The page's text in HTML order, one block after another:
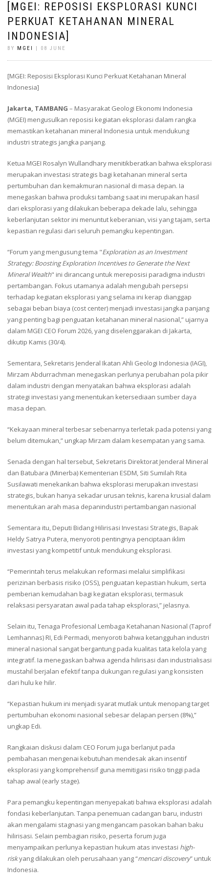
[MGEI: REPOSISI EKSPLORASI KUNCI
PERKUAT KETAHANAN MINERAL
INDONESIA]
BY MGEI | 08 JUNE
[MGEI: Reposisi Eksplorasi Kunci Perkuat Ketahanan Mineral
Indonesia]
Jakarta, TAMBANG – Masyarakat Geologi Ekonomi Indonesia
(MGEI) mengusulkan reposisi kegiatan eksplorasi dalam rangka
memastikan ketahanan mineral Indonesia untuk mendukung
industri strategis jangka panjang.
Ketua MGEI Rosalyn Wullandhary menitikberatkan bahwa eksplorasi
merupakan investasi strategis bagi ketahanan mineral serta
pertumbuhan dan kemakmuran nasional di masa depan. Ia
menegaskan bahwa produksi tambang saat ini merupakan hasil
dari eksplorasi yang dilakukan beberapa dekade lalu, sehingga
keberlanjutan sektor ini menuntut keberanian, visi yang tajam, serta
kepastian regulasi dari seluruh pemangku kepentingan.
“Forum yang mengusung tema "Exploration as an Investment
Strategy: Boosting Exploration Incentives to Generate the Next
Mineral Wealth" ini dirancang untuk mereposisi paradigma industri
pertambangan. Fokus utamanya adalah mengubah persepsi
terhadap kegiatan eksplorasi yang selama ini kerap dianggap
sebagai beban biaya (cost center) menjadi investasi jangka panjang
yang penting bagi penguatan ketahanan mineral nasional,” ujarnya
dalam MGEI CEO Forum 2026, yang diselenggarakan di Jakarta,
dikutip Kamis (30/4).
Sementara, Sekretaris Jenderal Ikatan Ahli Geologi Indonesia (IAGI),
Mirzam Abdurrachman menegaskan perlunya perubahan pola pikir
dalam industri dengan menyatakan bahwa eksplorasi adalah
strategi investasi yang menentukan ketersediaan sumber daya
masa depan.
“Kekayaan mineral terbesar sebenarnya terletak pada potensi yang
belum ditemukan,” ungkap Mirzam dalam kesempatan yang sama.
Senada dengan hal tersebut, Sekretaris Direktorat Jenderal Mineral
dan Batubara (Minerba) Kementerian ESDM, Siti Sumilah Rita
Susilawati menekankan bahwa eksplorasi merupakan investasi
strategis, bukan hanya sekadar urusan teknis, karena krusial dalam
menentukan arah masa depanindustri pertambangan nasional
Sementara itu, Deputi Bidang Hilirisasi Investasi Strategis, Bapak
Heldy Satrya Putera, menyoroti pentingnya penciptaan iklim
investasi yang kompetitif untuk mendukung eksplorasi.
“Pemerintah terus melakukan reformasi melalui simplifikasi
perizinan berbasis risiko (OSS), penguatan kepastian hukum, serta
pemberian kemudahan bagi kegiatan eksplorasi, termasuk
relaksasi persyaratan awal pada tahap eksplorasi,” jelasnya.
Selain itu, Tenaga Profesional Lembaga Ketahanan Nasional (Taprof
Lemhannas) RI, Edi Permadi, menyoroti bahwa ketangguhan industri
mineral nasional sangat bergantung pada kualitas tata kelola yang
integratif. Ia menegaskan bahwa agenda hilirisasi dan industrialisasi
mustahil berjalan efektif tanpa dukungan regulasi yang konsisten
dari hulu ke hilir.
“Kepastian hukum ini menjadi syarat mutlak untuk menopang target
pertumbuhan ekonomi nasional sebesar delapan persen (8%),”
ungkap Edi.
Rangkaian diskusi dalam CEO Forum juga berlanjut pada
pembahasan mengenai kebutuhan mendesak akan insentif
eksplorasi yang komprehensif guna memitigasi risiko tinggi pada
tahap awal (early stage).
Para pemangku kepentingan menyepakati bahwa eksplorasi adalah
fondasi keberlanjutan. Tanpa penemuan cadangan baru, industri
akan mengalami stagnasi yang mengancam pasokan bahan baku
hilirisasi. Selain pembagian risiko, peserta forum juga
menyampaikan perlunya kepastian hukum atas investasi high-
riskyang dilakukan oleh perusahaan yang “mencari discovery” untuk
Indonesia.